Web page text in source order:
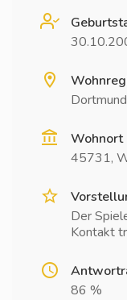
Dortmund
Wohnort
45731,
Der
Kontakt
86 %